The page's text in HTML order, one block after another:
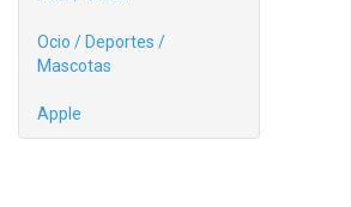
Ocio / Deportes /
Mascotas
Apple